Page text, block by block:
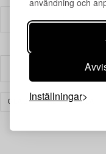
användning och
Inställningar
GLAS RENSA ALLA